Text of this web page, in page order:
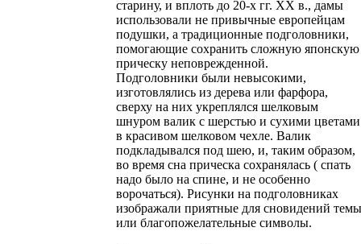
старину, и вплоть до 20-х гг. ХХ в., дамы
использовали не привычные европейцам
подушки, а традиционные подголовники,
помогающие сохранить сложную японскую
прическу неповрежденной.
Подголовники были невысокими,
изготовлялись из дерева или фарфора,
сверху на них укреплялся шелковым
шнуром валик с шерстью и сухими цветами
в красивом шелковом чехле. Валик
подкладывался под шею, и, таким образом,
во время сна прическа сохранялась ( спать
надо было на спине, и не особенно
ворочаться). Рисунки на подголовниках
изображали приятные для сновидений темы
или благопожелательные символы.